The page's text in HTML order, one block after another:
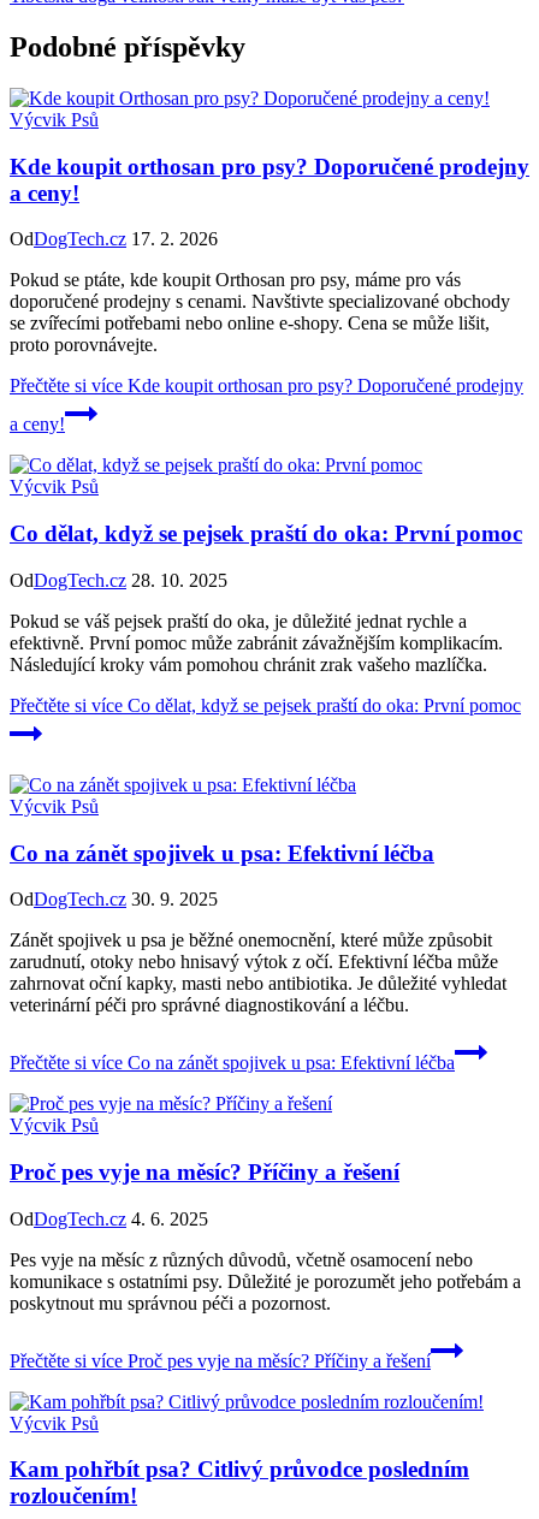
Podobné příspěvky
Výcvik Psů
Kde koupit orthosan pro psy? Doporučené prodejny
a ceny!
OdDogTech.cz 17. 2. 2026
Pokud se ptáte, kde koupit Orthosan pro psy, máme pro vás
doporučené prodejny s cenami. Navštivte specializované obchody
se zvířecími potřebami nebo online e-shopy. Cena se může lišit,
proto porovnávejte.
Přečtěte si více Kde koupit orthosan pro psy? Doporučené prodejny
a ceny!
Výcvik Psů
Co dělat, když se pejsek praští do oka: První pomoc
OdDogTech.cz 28. 10. 2025
Pokud se váš pejsek praští do oka, je důležité jednat rychle a
efektivně. První pomoc může zabránit závažnějším komplikacím.
Následující kroky vám pomohou chránit zrak vašeho mazlíčka.
Přečtěte si více Co dělat, když se pejsek praští do oka: První pomoc
Výcvik Psů
Co na zánět spojivek u psa: Efektivní léčba
OdDogTech.cz 30. 9. 2025
Zánět spojivek u psa je běžné onemocnění, které může způsobit
zarudnutí, otoky nebo hnisavý výtok z očí. Efektivní léčba může
zahrnovat oční kapky, masti nebo antibiotika. Je důležité vyhledat
veterinární péči pro správné diagnostikování a léčbu.
Přečtěte si více Co na zánět spojivek u psa: Efektivní léčba
Výcvik Psů
Proč pes vyje na měsíc? Příčiny a řešení
OdDogTech.cz 4. 6. 2025
Pes vyje na měsíc z různých důvodů, včetně osamocení nebo
komunikace s ostatními psy. Důležité je porozumět jeho potřebám a
poskytnout mu správnou péči a pozornost.
Přečtěte si více Proč pes vyje na měsíc? Příčiny a řešení
Výcvik Psů
Kam pohřbít psa? Citlivý průvodce posledním
rozloučením!